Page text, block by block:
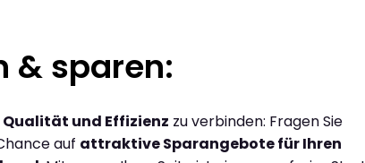
& sparen:
Qualität und Effizienz zu verbinden: Fragen Sie
auf attraktive Sparangebote für Ihren